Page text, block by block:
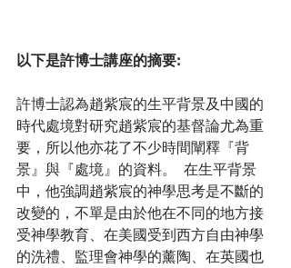
以下是許博士講座的摘要:
許博士認為趙紫宸的生平背景及中國的
時代處境對研究趙紫宸的基督論尤為重
要，所以他亦花了不少時間闡釋『背
景』與『處境』的資料。  在生平背景
中，他強調趙紫宸的神學思考是不斷的
改變的，不單是由於他在不同的地方接
受神學教育、在美國受到西方自由神學
的洗禮、監理會神學的薰陶、在英國也